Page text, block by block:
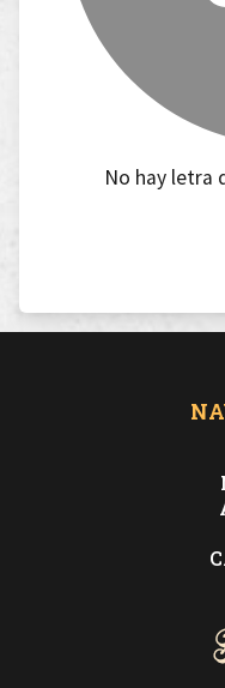
No hay letra